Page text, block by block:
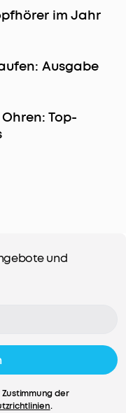
im Jahr
Ausgabe
Top-
und
der
.